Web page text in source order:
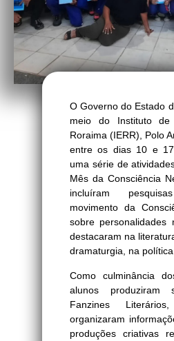
O Governo do Estado
meio do Instituto de
Roraima (IERR), Polo
entre os dias 10 e
uma série de
Mês da Consciência
incluíram
movimento da
sobre personalidades
destacaram na
dramaturgia, na
Como culminância
alunos produziram
Fanzines
organizaram
produções criativas